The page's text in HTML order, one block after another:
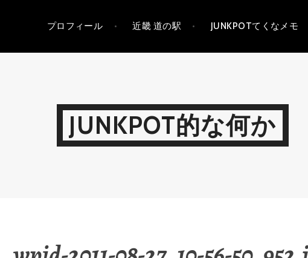
プロフィール 近畿 道の駅 JUNKPOTてくなメモ
JUNKPOT的な何か